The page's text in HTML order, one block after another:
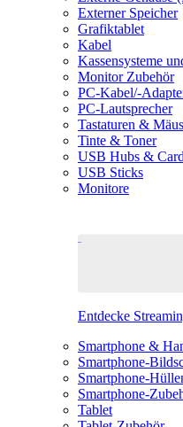
Externer Speicher
Grafiktablet
Kabel
Kassensysteme
Monitor Zubehör
PC-Kabel/-
PC-Lautsprecher
Tastaturen &
Tinte & Toner
USB Hubs &
USB Sticks
Monitore
Entdecke
Smartphone &
Smartphone-
Smartphone-
Smartphone-
Tablet